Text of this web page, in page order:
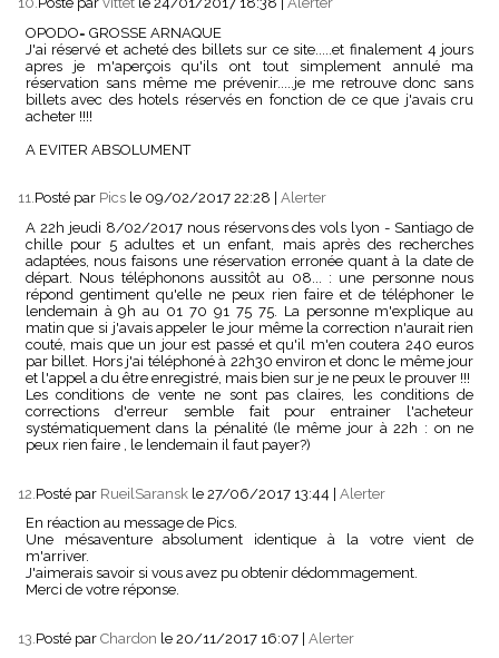
OPODO= GROSSE ARNAQUE
J'ai réservé et acheté des billets sur ce site.....et finalement 4 jours
apres je m'aperçois qu'ils ont tout simplement annulé ma
réservation sans même me prévenir.....je me retrouve donc sans
billets avec des hotels réservés en fonction de ce que j'avais cru
acheter !!!!
A EVITER ABSOLUMENT
11.Posté par Pics le 09/02/2017 22:28
Alerter
A 22h jeudi 8/02/2017 nous réservons des vols lyon - Santiago de
chille pour 5 adultes et un enfant, mais après des recherches
adaptées, nous faisons une réservation erronée quant à la date de
départ. Nous téléphonons aussitôt au 08... : une personne nous
répond gentiment qu'elle ne peux rien faire et de téléphoner le
lendemain à 9h au 01 70 91 75 75. La personne m'explique au
matin que si j'avais appeler le jour même la correction n'aurait rien
couté, mais que un jour est passé et qu'il m'en coutera 240 euros
par billet. Hors j'ai téléphoné à 22h30 environ et donc le même jour
et l'appel a du être enregistré, mais bien sur je ne peux le prouver !!!
Les conditions de vente ne sont pas claires, les conditions de
corrections d'erreur semble fait pour entrainer l'acheteur
systématiquement dans la pénalité (le même jour à 22h : on ne
peux rien faire , le lendemain il faut payer?)
12. Posté par RueilSaransk le 27/06/2017 13:44 | Alerter
En réaction au message de Pics.
Une mésaventure absolument identique à la votre vient de
m'arriver.
J'aimerais savoir si vous avez pu obtenir dédommagement.
Merci de votre réponse.
13. Posté par Chardon le 20/11/2017 16:07 Alerter